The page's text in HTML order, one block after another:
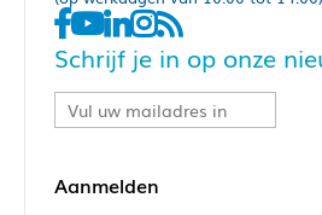
Schrijf je in op onze